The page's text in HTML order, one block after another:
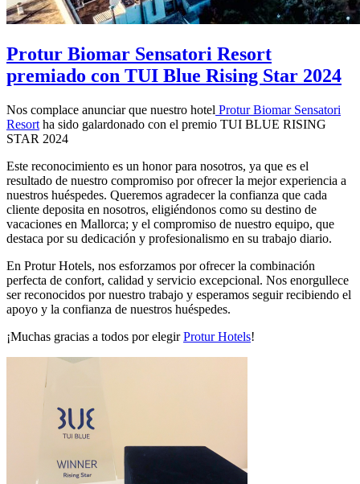
Protur Biomar Sensatori Resort
premiado con TUI Blue Rising Star 2024
Nos complace anunciar que nuestro hotel Protur Biomar Sensatori
Resort ha sido galardonado con el premio TUI BLUE RISING
STAR 2024
Este reconocimiento es un honor para nosotros, ya que es el
resultado de nuestro compromiso por ofrecer la mejor experiencia a
nuestros huéspedes. Queremos agradecer la confianza que cada
cliente deposita en nosotros, eligiéndonos como su destino de
vacaciones en Mallorca; y el compromiso de nuestro equipo, que
destaca por su dedicación y profesionalismo en su trabajo diario.
En Protur Hotels, nos esforzamos por ofrecer la combinación
perfecta de confort, calidad y servicio excepcional. Nos enorgullece
ser reconocidos por nuestro trabajo y esperamos seguir recibiendo el
apoyo y la confianza de nuestros huéspedes.
¡Muchas gracias a todos por elegirProtur Hotels!